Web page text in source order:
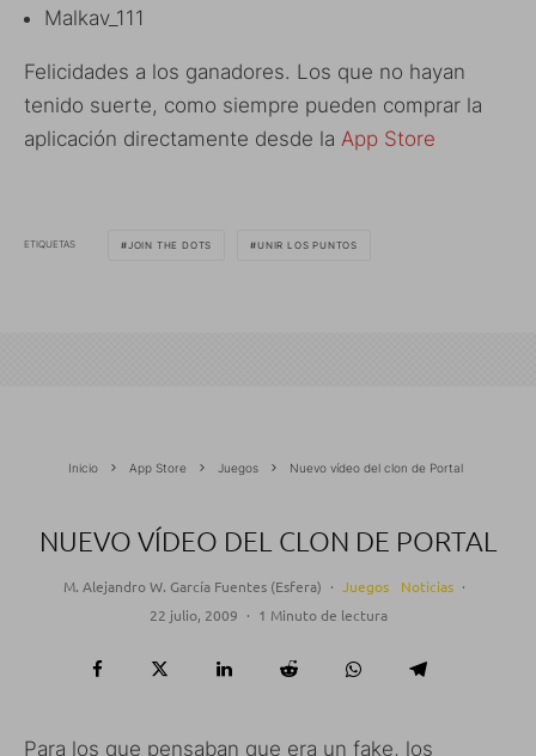
Malkav_111
Felicidades a los ganadores. Los que no hayan
tenido suerte, como siempre pueden comprar la
aplicación directamente desde la App Store
ETIQUETAS JOIN THE DOTS UNIR LOS PUNTOS
Inicio App Store Juegos Nuevo vídeo del clon de Portal
NUEVO VÍDEO DEL CLON DE PORTAL
M. Alejandro W. García Fuentes (Esfera) · Juegos Noticias ·
22 julio, 2009 · 1 Minuto de lectura
Para los que pensaban que era un fake, los